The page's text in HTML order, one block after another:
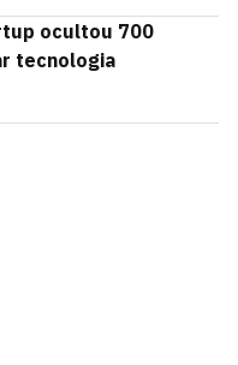
ocultou 700
tecnologia